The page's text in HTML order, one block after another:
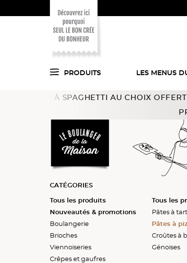
PRODUITS LES MENUS
Voici ce que l'on
a trouvé pour vous
en cuisine !
À SPAGHETTI AU CHOIX OFFERT DÈS
CATÉGORIES
Tous les produits
Nouveautés & promotions
Boulangerie
Brioches
Viennoiseries
Crêpes et gaufres
Tous les
Demi
Petits pains
Pains
Tous les
Brioches
Briochettes
Tous les
Les minis
Les classiques
Tous les
Crêpes et
Galettes et
Gaufres
Tous les
Beignets
Donuts
Chouquettes
Tous les
Pâtes à
Pâtes à
Croûtes à
Génoises